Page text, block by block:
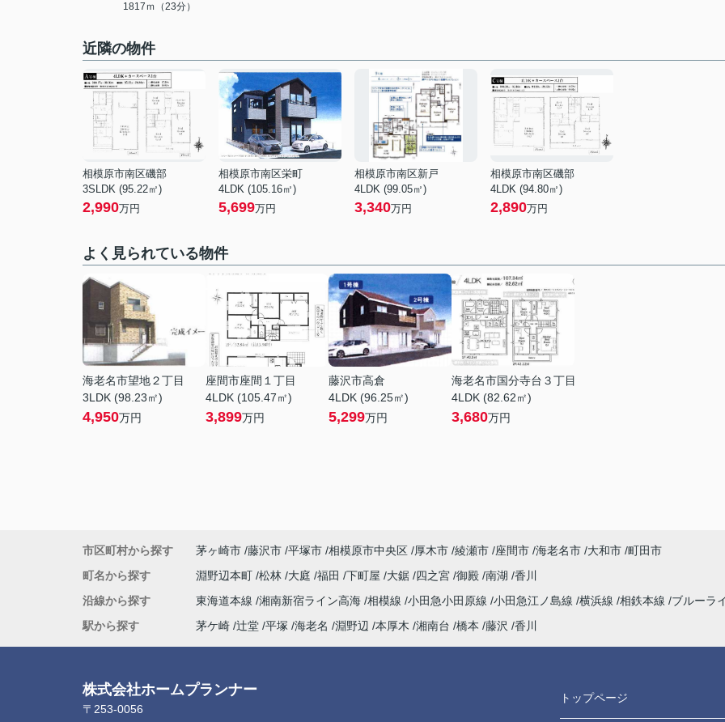
1817ｍ（23分）
近隣の物件
相模原市南区磯部
3SLDK (95.22㎡)
2,990万円
相模原市南区栄町
4LDK (105.16㎡)
5,699万円
相模原市南区新戸
4LDK (99.05㎡)
3,340万円
相模原市南区磯部
4LDK (94.80㎡)
2,890万円
よく見られている物件
海老名市望地２丁目
3LDK (98.23㎡)
4,950万円
座間市座間１丁目
4LDK (105.47㎡)
3,899万円
藤沢市高倉
4LDK (96.25㎡)
5,299万円
海老名市国分寺台３丁目
4LDK (82.62㎡)
3,680万円
市区町村から探す 茅ヶ崎市 藤沢市 平塚市 相模原市中央区 厚木市 綾瀬市 座間市 海老名市 大和市 町田市
町名から探す
淵野辺本町 松林 大庭 福田 下町屋 大鋸 四之宮 御殿 南湖 香川
沿線から探す
東海道本線 湘南新宿ライン高海 相模線 小田急小田原線 小田急江ノ島線 横浜線 相鉄本線 ブルーラ
駅から探す
茅ケ崎 辻堂 平塚 海老名 淵野辺 本厚木 湘南台 橋本 藤沢 香川
株式会社ホームプランナー
〒253-0056
トップページ